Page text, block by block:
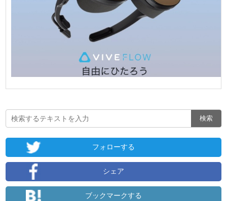
フォローする
シェア
ブックマークする